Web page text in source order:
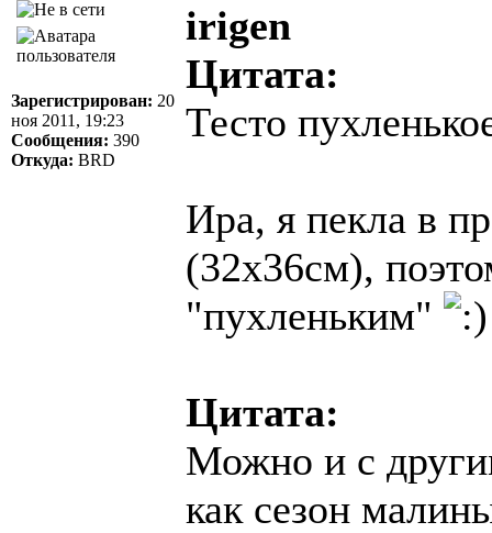
Зарегистрирован: 20
ноя 2011, 19:23
Сообщения: 390
Откуда: BRD
irigen
Цитата:
Тесто
Ира, я пекла в
(32х36см),
"пухленьким"
Цитата:
Можно и с
как сезон